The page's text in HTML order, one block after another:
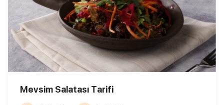
Mevsim Salatası Tarifi